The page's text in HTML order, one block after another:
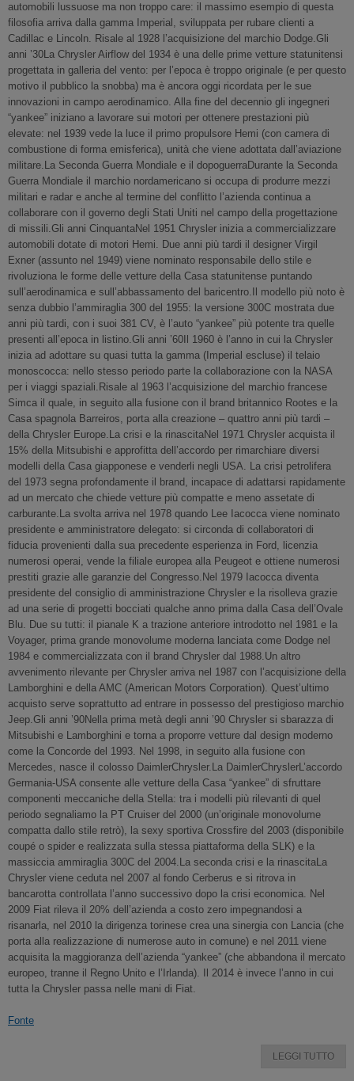
automobili lussuose ma non troppo care: il massimo esempio di questa
filosofia arriva dalla gamma Imperial, sviluppata per rubare clienti a
Cadillac e Lincoln. Risale al 1928 l’acquisizione del marchio Dodge.Gli
anni ’30La Chrysler Airflow del 1934 è una delle prime vetture statunitensi
progettata in galleria del vento: per l’epoca è troppo originale (e per questo
motivo il pubblico la snobba) ma è ancora oggi ricordata per le sue
innovazioni in campo aerodinamico. Alla fine del decennio gli ingegneri
“yankee” iniziano a lavorare sui motori per ottenere prestazioni più
elevate: nel 1939 vede la luce il primo propulsore Hemi (con camera di
combustione di forma emisferica), unità che viene adottata dall’aviazione
militare.La Seconda Guerra Mondiale e il dopoguerraDurante la Seconda
Guerra Mondiale il marchio nordamericano si occupa di produrre mezzi
militari e radar e anche al termine del conflitto l’azienda continua a
collaborare con il governo degli Stati Uniti nel campo della progettazione
di missili.Gli anni CinquantaNel 1951 Chrysler inizia a commercializzare
automobili dotate di motori Hemi. Due anni più tardi il designer Virgil
Exner (assunto nel 1949) viene nominato responsabile dello stile e
rivoluziona le forme delle vetture della Casa statunitense puntando
sull’aerodinamica e sull’abbassamento del baricentro.Il modello più noto è
senza dubbio l’ammiraglia 300 del 1955: la versione 300C mostrata due
anni più tardi, con i suoi 381 CV, è l’auto “yankee” più potente tra quelle
presenti all’epoca in listino.Gli anni ’60Il 1960 è l’anno in cui la Chrysler
inizia ad adottare su quasi tutta la gamma (Imperial escluse) il telaio
monoscocca: nello stesso periodo parte la collaborazione con la NASA
per i viaggi spaziali.Risale al 1963 l’acquisizione del marchio francese
Simca il quale, in seguito alla fusione con il brand britannico Rootes e la
Casa spagnola Barreiros, porta alla creazione – quattro anni più tardi –
della Chrysler Europe.La crisi e la rinascitaNel 1971 Chrysler acquista il
15% della Mitsubishi e approfitta dell’accordo per rimarchiare diversi
modelli della Casa giapponese e venderli negli USA. La crisi petrolifera
del 1973 segna profondamente il brand, incapace di adattarsi rapidamente
ad un mercato che chiede vetture più compatte e meno assetate di
carburante.La svolta arriva nel 1978 quando Lee Iacocca viene nominato
presidente e amministratore delegato: si circonda di collaboratori di
fiducia provenienti dalla sua precedente esperienza in Ford, licenzia
numerosi operai, vende la filiale europea alla Peugeot e ottiene numerosi
prestiti grazie alle garanzie del Congresso.Nel 1979 Iacocca diventa
presidente del consiglio di amministrazione Chrysler e la risolleva grazie
ad una serie di progetti bocciati qualche anno prima dalla Casa dell’Ovale
Blu. Due su tutti: il pianale K a trazione anteriore introdotto nel 1981 e la
Voyager, prima grande monovolume moderna lanciata come Dodge nel
1984 e commercializzata con il brand Chrysler dal 1988.Un altro
avvenimento rilevante per Chrysler arriva nel 1987 con l’acquisizione della
Lamborghini e della AMC (American Motors Corporation). Quest’ultimo
acquisto serve soprattutto ad entrare in possesso del prestigioso marchio
Jeep.Gli anni ’90Nella prima metà degli anni ’90 Chrysler si sbarazza di
Mitsubishi e Lamborghini e torna a proporre vetture dal design moderno
come la Concorde del 1993. Nel 1998, in seguito alla fusione con
Mercedes, nasce il colosso DaimlerChrysler.La DaimlerChryslerL’accordo
Germania-USA consente alle vetture della Casa “yankee” di sfruttare
componenti meccaniche della Stella: tra i modelli più rilevanti di quel
periodo segnaliamo la PT Cruiser del 2000 (un’originale monovolume
compatta dallo stile retrò), la sexy sportiva Crossfire del 2003 (disponibile
coupé o spider e realizzata sulla stessa piattaforma della SLK) e la
massiccia ammiraglia 300C del 2004.La seconda crisi e la rinascitaLa
Chrysler viene ceduta nel 2007 al fondo Cerberus e si ritrova in
bancarotta controllata l’anno successivo dopo la crisi economica. Nel
2009 Fiat rileva il 20% dell’azienda a costo zero impegnandosi a
risanarla, nel 2010 la dirigenza torinese crea una sinergia con Lancia (che
porta alla realizzazione di numerose auto in comune) e nel 2011 viene
acquisita la maggioranza dell’azienda “yankee” (che abbandona il mercato
europeo, tranne il Regno Unito e l’Irlanda). Il 2014 è invece l’anno in cui
tutta la Chrysler passa nelle mani di Fiat.
Fonte
LEGGI TUTTO